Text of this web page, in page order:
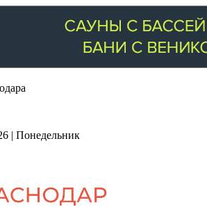
| Понедельник